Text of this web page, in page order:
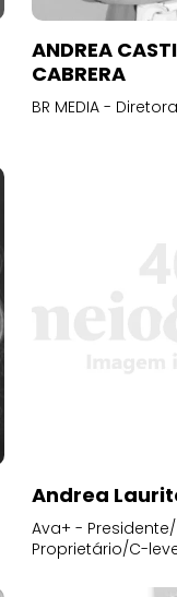
ANDREA
CABRERA
BR MEDIA -
Andrea
Ava+ -
Proprietário/C-